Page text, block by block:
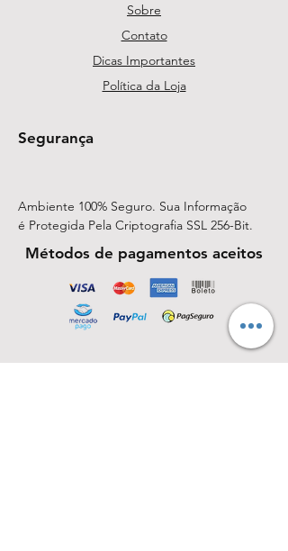
Sobre
Contato
Dicas Importantes
Política da Loja
Segurança
Ambiente 100% Seguro. Sua Informação
é Protegida Pela Criptografia SSL 256-Bit.
Métodos de pagamentos aceitos